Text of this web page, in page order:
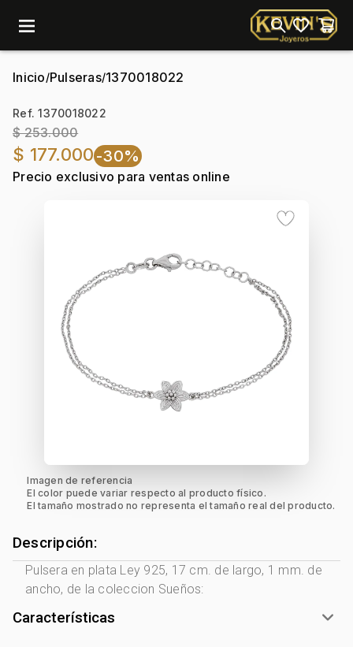
menu
Inicio/Pulseras/1370018022
Ref. 1370018022
$ 253.000
$ 177.000-30%
Precio exclusivo para ventas online
Imagen de referencia
El color puede variar respecto al producto físico.
El tamaño mostrado no representa el tamaño real del producto.
Descripción:
Pulsera en plata Ley 925, 17 cm. de largo, 1 mm. de
ancho, de la coleccion Sueños:
Características